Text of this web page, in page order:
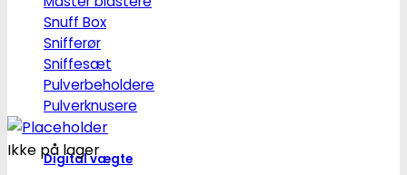
Snuff Box
Snifferør
Sniffesæt
Pulverbeholdere
Pulverknusere
Digital vægte
Ikke på lager